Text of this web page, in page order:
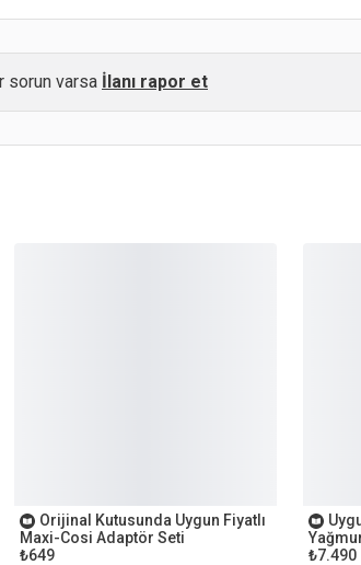
sorun varsa İlanı rapor et
Orijinal Kutusunda Uygun Fiyatlı
Maxi-Cosi Adaptör Seti
₺649
₺7.490